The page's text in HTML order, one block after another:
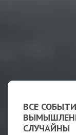
ВСЕ
СЛУЧАЙНЫ